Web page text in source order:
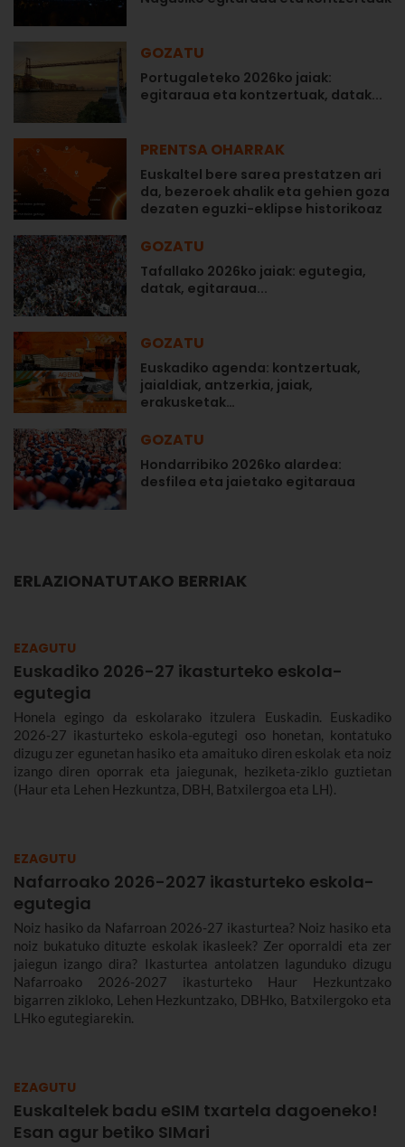
GOZATU
Portugaleteko 2026ko jaiak:
egitaraua eta kontzertuak, datak...
PRENTSA OHARRAK
Euskaltel bere sarea prestatzen ari
da, bezeroek ahalik eta gehien goza
dezaten eguzki-eklipse historikoaz
GOZATU
Tafallako 2026ko jaiak: egutegia,
datak, egitaraua...
GOZATU
Euskadiko agenda: kontzertuak,
jaialdiak, antzerkia, jaiak,
erakusketak…
GOZATU
Hondarribiko 2026ko alardea:
desfilea eta jaietako egitaraua
ERLAZIONATUTAKO BERRIAK
EZAGUTU
Euskadiko 2026-27 ikasturteko eskola-
egutegia
Honela egingo da eskolarako itzulera Euskadin. Euskadiko
2026-27 ikasturteko eskola-egutegi oso honetan, kontatuko
dizugu zer egunetan hasiko eta amaituko diren eskolak eta noiz
izango diren oporrak eta jaiegunak, heziketa-ziklo guztietan
(Haur eta Lehen Hezkuntza, DBH, Batxilergoa eta LH).
EZAGUTU
Nafarroako 2026-2027 ikasturteko eskola-
egutegia
Noiz hasiko da Nafarroan 2026-27 ikasturtea? Noiz hasiko eta
noiz bukatuko dituzte eskolak ikasleek? Zer oporraldi eta zer
jaiegun izango dira? Ikasturtea antolatzen lagunduko dizugu
Nafarroako 2026-2027 ikasturteko Haur Hezkuntzako
bigarren zikloko, Lehen Hezkuntzako, DBHko, Batxilergoko eta
LHko egutegiarekin.
EZAGUTU
Euskaltelek badu eSIM txartela dagoeneko!
Esan agur betiko SIMari